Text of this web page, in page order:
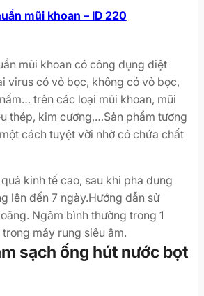
mũi khoan – ID 220
mũi khoan có công dụng diệt
virus có vỏ bọc, không có vỏ bọc,
trên các loại mũi khoan, mũi
thép, kim cương,…Sản phẩm tương
cách tuyệt vời nhờ có chứa chất
kinh tế cao, sau khi pha dung
lên đến 7 ngày.Hướng dẫn sử
Ngâm bình thường trong 1
máy rung siêu âm.
sạch ống hút nước bọt